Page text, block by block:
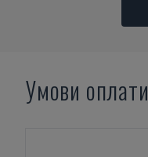
Умови оплати